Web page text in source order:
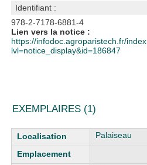
Identifiant :
978-2-7178-6881-4
Lien vers la notice :
https://infodoc.agroparistech.fr/
lvl=notice_display&id=186847
EXEMPLAIRES (1)
Liste des exemplaires Palaiseau